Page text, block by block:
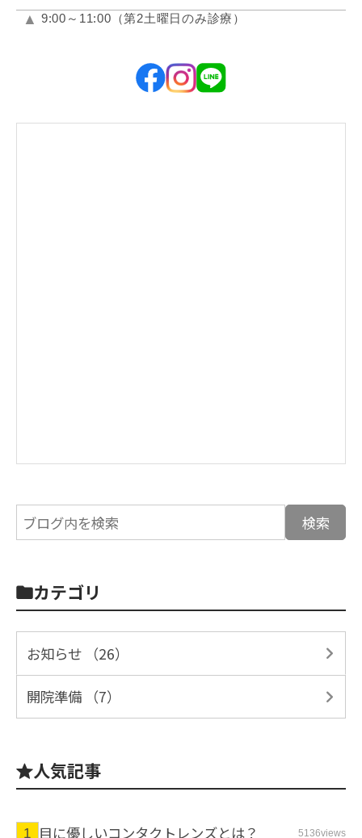
カテゴリ
お知らせ （26）
開院準備 （7）
人気記事
目に優しいコンタクトレンズとは？ 5136views